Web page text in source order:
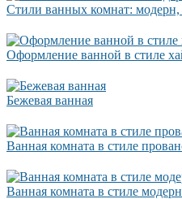
Стили ванных комнат: модерн,
Оформление ванной в стиле
Бежевая ванная
Ванная комната в стиле
Ванная комната в стиле модерн